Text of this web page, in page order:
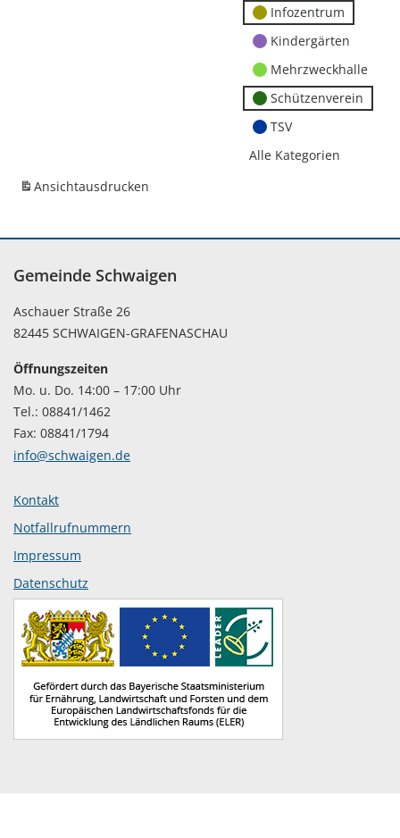
Infozentrum
Kindergärten
Mehrzweckhalle
Schützenverein
TSV
Alle Kategorien
Ansichtausdrucken
Gemeinde Schwaigen
Aschauer Straße 26
82445 SCHWAIGEN-GRAFENASCHAU
Öffnungszeiten
Mo. u. Do. 14:00 – 17:00 Uhr
Tel.: 08841/1462
Fax: 08841/1794
info@schwaigen.de
Kontakt
Notfallrufnummern
Impressum
Datenschutz